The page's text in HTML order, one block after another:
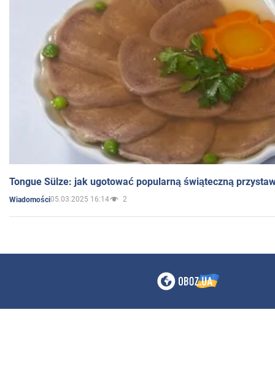
Tongue Sülze: jak ugotować popularną świąteczną
Wiadomości05.03.2025 16:14 2